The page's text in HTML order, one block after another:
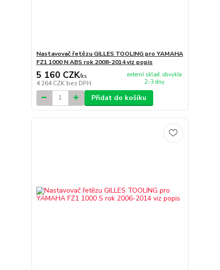
Nastavovač řetězu GILLES TOOLING pro YAMAHA
FZ1 1000 N ABS rok 2008-2014 viz popis
5 160 CZK/ks
4 264 CZK bez DPH
externí sklad, obvykle
2-3 dny
Přidat do košíku